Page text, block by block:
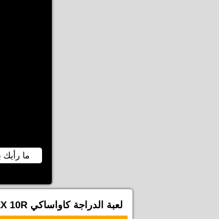
ما رأيك
لعبة الدراجة كاواساكي ZX 10R